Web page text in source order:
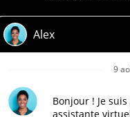
Accessibilité
Compagnies